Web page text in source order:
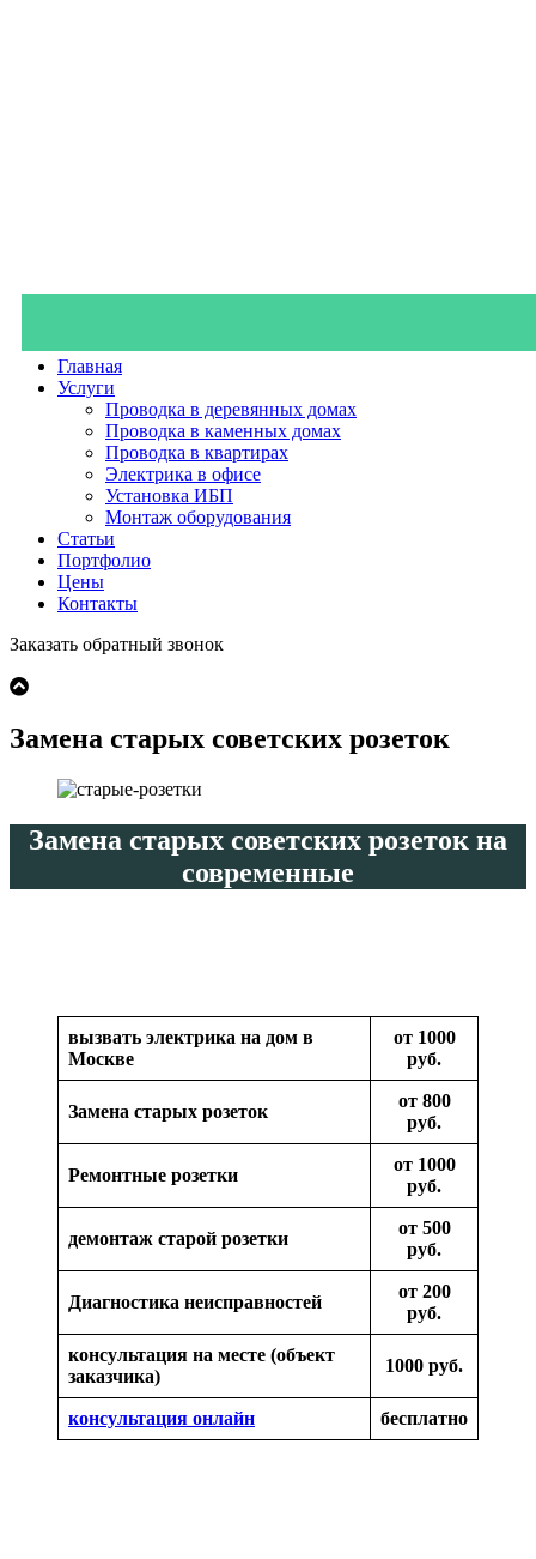
Главная
Услуги
Проводка в деревянных домах
Проводка в каменных домах
Проводка в квартирах
Электрика в офисе
Установка ИБП
Монтаж оборудования
Статьи
Портфолио
Цены
Контакты
Заказать обратный звонок
Замена старых советских розеток
Замена старых советских розеток на
современные
вызвать электрика на дом в
Москве
от 1000
руб.
Замена старых розеток
от 800
руб.
Ремонтные розетки
от 1000
руб.
демонтаж старой розетки
от 500
руб.
Диагностика неисправностей
от 200
руб.
консультация на месте (объект
заказчика)
1000 руб.
консультация онлайн бесплатно